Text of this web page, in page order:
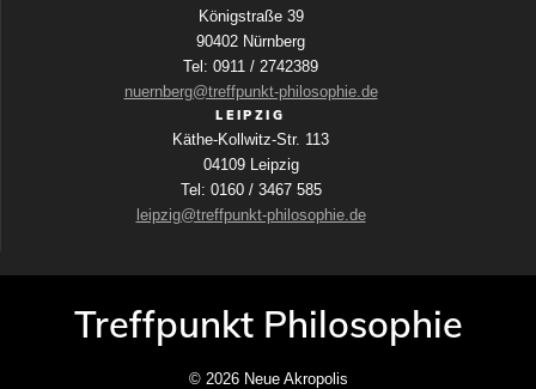
Königstraße 39
90402 Nürnberg
Tel: 0911 / 2742389
nuernberg@treffpunkt-philosophie.de
LEIPZIG
Käthe-Kollwitz-Str. 113
04109 Leipzig
Tel: 0160 / 3467 585
leipzig@treffpunkt-philosophie.de
Treffpunkt Philosophie
© 2026 Neue Akropolis